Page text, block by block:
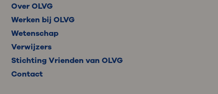
Over OLVG
Werken bij OLVG
Wetenschap
Verwijzers
Stichting Vrienden van OLVG
Contact